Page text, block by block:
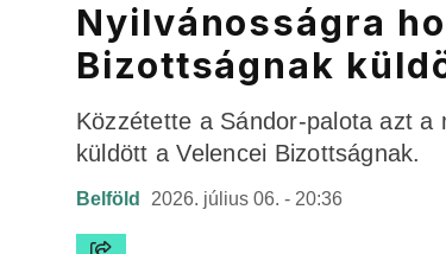
Nyilvánosságra
Bizottságnak
Közzétette a Sándor-palota azt
küldött a Velencei Bizottságnak.
Belföld 2026. július 06. - 20:36